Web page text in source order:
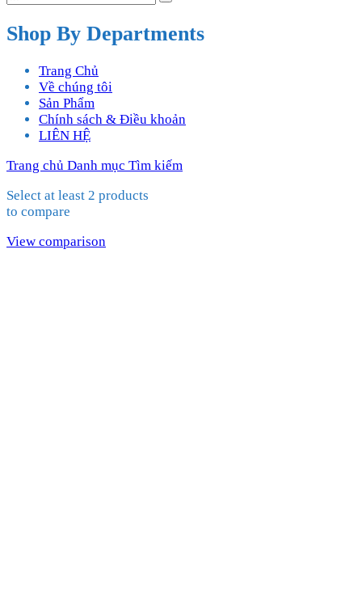
Shop By Departments
Trang Chủ
Về chúng tôi
Sản Phẩm
Chính sách & Điều khoản
LIÊN HỆ
Trang chủ Danh mục Tìm kiếm
Select at least 2 products
to compare
View comparison